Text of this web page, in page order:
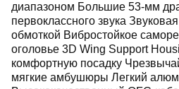
диапазоном Большие 53-мм
первоклассного звука
обмоткой Вибростойкое
оголовье 3D Wing Support
комфортную посадку
мягкие амбушюры Легкий